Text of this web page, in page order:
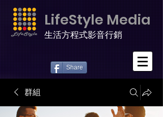
LifeStyle Media
生活方程式影音行銷
Share
群組